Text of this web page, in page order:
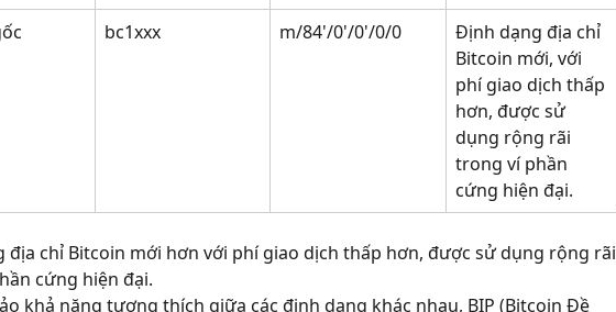
bc1xxx m/84'/0'/0'/0/0
Định dạng địa chỉ
Bitcoin mới, với
phí giao dịch thấp
hơn, được sử
dụng rộng rãi
trong ví phần
cứng hiện đại.
địa chỉ Bitcoin mới hơn với phí giao dịch thấp hơn, được sử dụng rộng rãi
cứng hiện đại.
khả năng tương thích giữa các định dạng khác nhau, BIP (Bitcoin Đề